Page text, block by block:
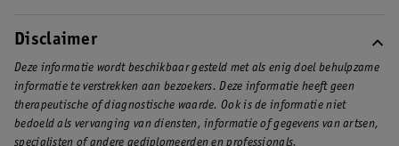
Disclaimer
Deze informatie wordt beschikbaar gesteld met als enig doel behulpzame
informatie te verstrekken aan bezoekers. Deze informatie heeft geen
therapeutische of diagnostische waarde. Ook is de informatie niet
bedoeld als vervanging van diensten, informatie of gegevens van artsen,
specialisten of andere gediplomeerden en professionals.